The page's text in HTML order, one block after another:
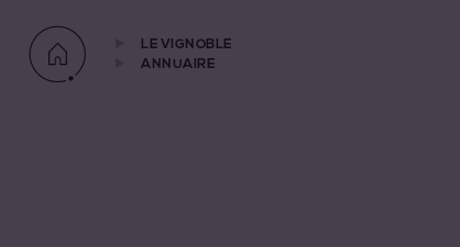
LE VIGNOBLE
ANNUAIRE